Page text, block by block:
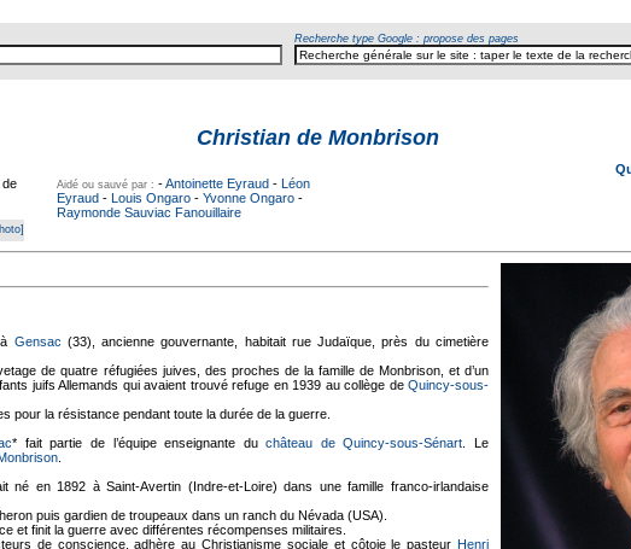
Recherche type Google : propose des pages
Christian de Monbrison
de
Aidé ou sauvé par : -Antoinette Eyraud - Léon
Eyraud - Louis Ongaro - Yvonne Ongaro -
Raymonde Sauviac Fanouillaire
Gensac (33), ancienne gouvernante, habitait rue Judaïque, près du cimetière
de quatre réfugiées juives, des proches de la famille de Monbrison, et d’un
juifs Allemands qui avaient trouvé refuge en 1939 au collège de Quincy-sous-
pour la résistance pendant toute la durée de la guerre.
* fait partie de l’équipe enseignante duchâteau de Quincy-sous-Sénart . Le
né en 1892 à Saint-Avertin (Indre-et-Loire) dans une famille franco-irlandaise
puis gardien de troupeaux dans un ranch du Névada (USA).
et finit la guerre avec différentes récompenses militaires.
de conscience, adhère au Christianisme sociale et côtoie le pasteur Henri